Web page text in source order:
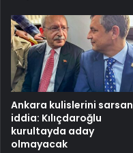
Ankara kulislerini sarsan
iddia: Kılıçdaroğlu
kurultayda aday
olmayacak